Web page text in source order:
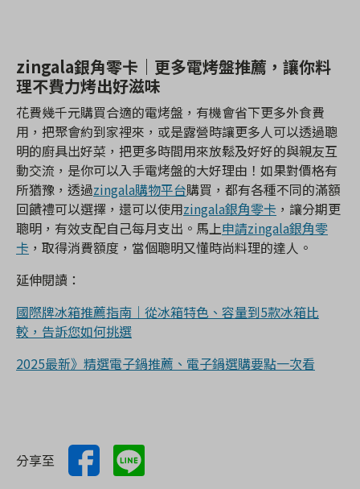
zingala銀角零卡｜更多電烤盤推薦，讓你料
理不費力烤出好滋味
花費幾千元購買合適的電烤盤，有機會省下更多外食費
用，把聚會約到家裡來，或是露營時讓更多人可以透過聰
明的廚具出好菜，把更多時間用來放鬆及好好的與親友互
動交流，是你可以入手電烤盤的大好理由！如果對價格有
所猶豫，透過zingala購物平台購買，都有各種不同的滿額
回饋禮可以選擇，還可以使用zingala銀角零卡 ，讓分期更
聰明，有效支配自己每月支出。馬上申請zingala銀角零
卡 ，取得消費額度，當個聰明又懂時尚料理的達人。
延伸閱讀：
國際牌冰箱推薦指南｜從冰箱特色、容量到5款冰箱比
較，告訴您如何挑選
2025最新》精選電子鍋推薦、電子鍋選購要點一次看
分享至